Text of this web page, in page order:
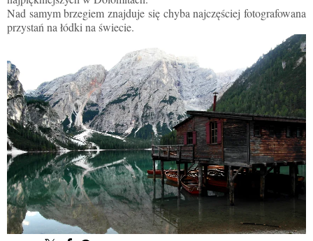
Nad samym brzegiem znajduje się chyba najczęściej fotografowana
przystań na łódki na świecie.